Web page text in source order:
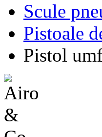
Scule
Pistoale
Pistol